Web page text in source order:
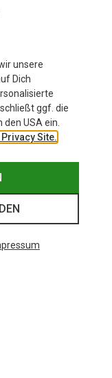
unsere
Dich
ggf. die
USA ein.
Site.